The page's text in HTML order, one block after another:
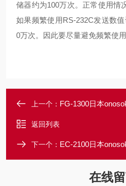
储器约为100万次。正常使用情
如果频繁使用RS-232C发送数
0万次。因此要尽量避免频繁使用
上一个： FG-1300日本
返回列表
下一个： EC-2100日本
在线